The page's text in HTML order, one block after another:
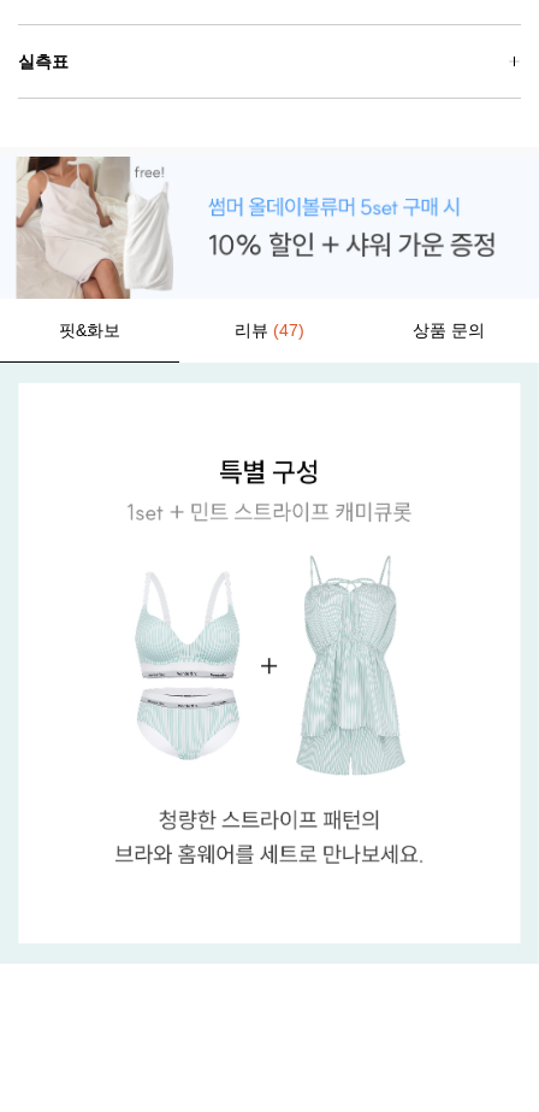
실측표
핏&화보 리뷰 (47) 상품 문의